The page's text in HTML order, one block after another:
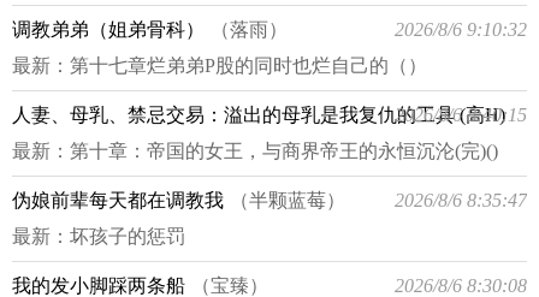
调教弟弟（姐弟骨科） （落雨）
2026/8/6 9:10:32
最新： 第十七章烂弟弟P股的同时也烂自己的（）
人妻、母乳、禁忌交易：溢出的母乳是我复仇的工具 (高H)
（猫舍管理员）
2026/8/6 8:40:15
最新： 第十章：帝国的女王，与商界帝王的永恒沉沦(完)()
伪娘前辈每天都在调教我 （半颗蓝莓）
2026/8/6 8:35:47
最新： 坏孩子的惩罚
我的发小脚踩两条船 （宝臻）
2026/8/6 8:30:08